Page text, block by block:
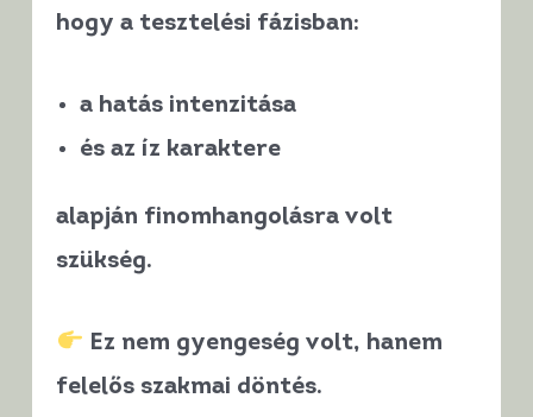
hogy a tesztelési fázisban:
a hatás intenzitása
és az íz karaktere
alapján finomhangolásra volt
szükség.
Ez nem gyengeség volt, hanem
felelős szakmai döntés.